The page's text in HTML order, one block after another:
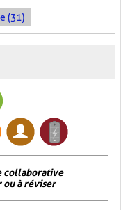
(31)
collaborative
à réviser